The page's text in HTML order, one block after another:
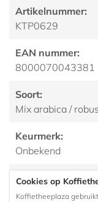
Artikelnummer:
KTP0629
EAN nummer:
8000070043381
Soort:
Mix arabica /
Keurmerk:
Onbekend
Herkomst/ land:
Afrika, Azie en
Cookies op
Koffietheeplaza